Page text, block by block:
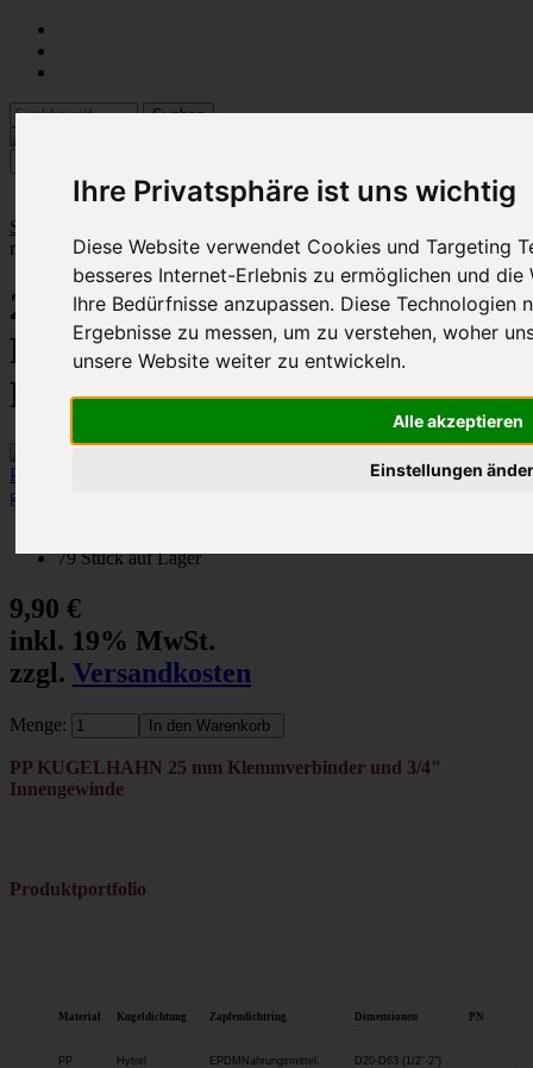
Ihre Privatsphäre ist uns wichtig
Diese Website verwendet Cookies und Targeting
besseres Internet-Erlebnis zu ermöglichen und die
Ihre Bedürfnisse anzupassen. Diese Technologien
Ergebnisse zu messen, um zu verstehen, woher
unsere Website weiter zu entwickeln.
Alle akzeptieren
Einstellungen
Startseite
mit 1 Klemmverbinder und 3/4" IG, PN10, PP-EPDM
25 mm Kugelhahn mit 1
Klemmverbinder und 3/4" IG,
PN10, PP-EPDM
größeres Bild
79 Stück auf Lager
9,90 €
inkl. 19% MwSt.
zzgl. Versandkosten
Menge:
PP KUGELHAHN 25 mm Klemmverbinder und 3/4"
Innengewinde
Produktportfolio
Material Kugeldichtung Zapfendichtring Dimensionen PN
PP Hytrel EPDM Nahrungsmittel.
D20-D63 (1/2"-2")